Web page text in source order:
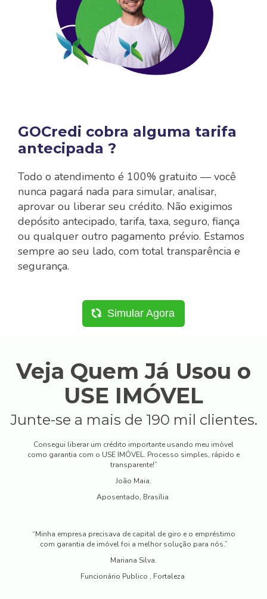
GOCredi cobra alguma tarifa
antecipada ?
Todo o atendimento é 100% gratuito — você
nunca pagará nada para simular, analisar,
aprovar ou liberar seu crédito. Não exigimos
depósito antecipado, tarifa, taxa, seguro, fiança
ou qualquer outro pagamento prévio. Estamos
sempre ao seu lado, com total transparência e
segurança.
Simular Agora
Veja Quem Já Usou o
USE IMÓVEL
Junte-se a mais de 190 mil clientes.
Consegui liberar um crédito importante usando meu imóvel
como garantia com o USE IMÓVEL. Processo simples, rápido e
transparente!”
João Maia.
Aposentado, Brasília
“Minha empresa precisava de capital de giro e o empréstimo
com garantia de imóvel foi a melhor solução para nós.”
Mariana Silva.
Funcionário Publico , Fortaleza